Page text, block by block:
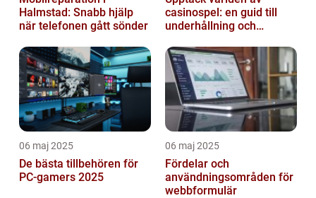
Halmstad: Snabb hjälp
när telefonen gått sönder
casinospel: en guid till
underhållning och
06 maj 2025
De bästa tillbehören för
PC-gamers 2025
06 maj 2025
Fördelar och
användningsområden för
webbformulär